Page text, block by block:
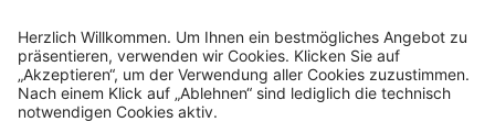
Firmensitz
Presseinformationen
Nachhaltigkeit